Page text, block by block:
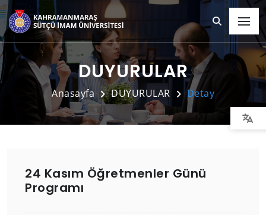
DUYURULAR
Anasayfa DUYURULAR Detay
24 Kasım Öğretmenler Günü
Programı